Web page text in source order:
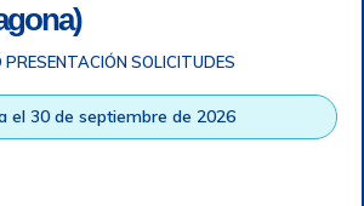
telefónica
| SGSI |
Login
de Tarragona © Todos los derechos
PRESENTACIÓN SOLICITUDES
el 30 de septiembre de 2026